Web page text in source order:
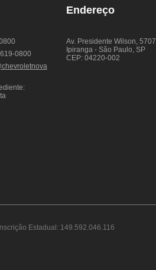
0800
Endereço
Av. Presidente Wilson, 5707
Ipiranga - São Paulo, SP
CEP: 04220-002
Estadual: 149.592.046.116